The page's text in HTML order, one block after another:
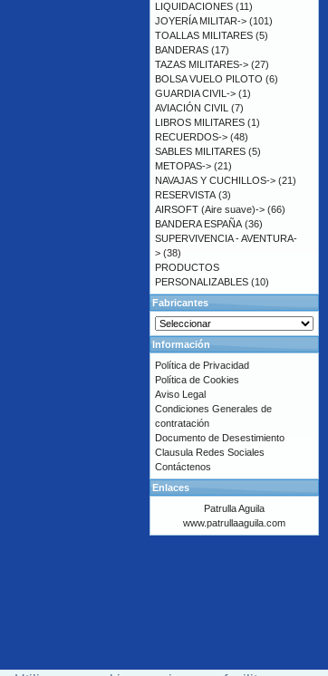
LIQUIDACIONES (11)
JOYERÍA MILITAR-> (101)
TOALLAS MILITARES (5)
BANDERAS (17)
TAZAS MILITARES-> (27)
BOLSA VUELO PILOTO (6)
GUARDIA CIVIL-> (1)
AVIACIÓN CIVIL (7)
LIBROS MILITARES (1)
RECUERDOS-> (48)
SABLES MILITARES (5)
METOPAS-> (21)
NAVAJAS Y CUCHILLOS-> (21)
RESERVISTA (3)
AIRSOFT (Aire suave)-> (66)
BANDERA ESPAÑA (36)
SUPERVIVENCIA - AVENTURA-
> (38)
PRODUCTOS
PERSONALIZABLES (10)
Fabricantes
Información
Política de Privacidad
Política de Cookies
Aviso Legal
Condiciones Generales de
contratación
Documento de Desestimiento
Clausula Redes Sociales
Contáctenos
Enlaces
Patrulla Aguila
www.patrullaaguila.com